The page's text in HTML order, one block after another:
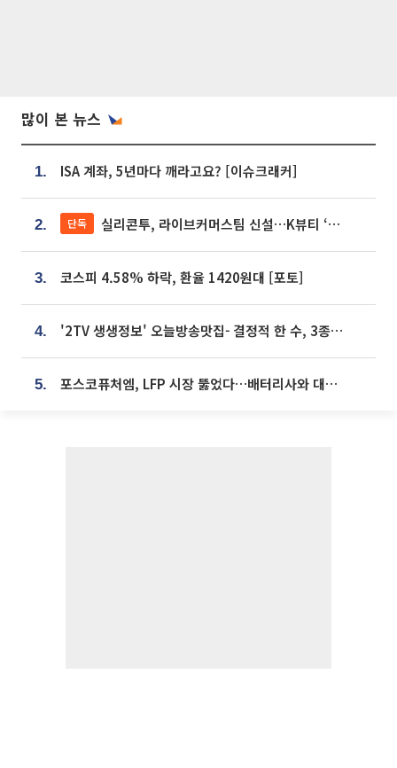
많이 본 뉴스
1. ISA 계좌, 5년마다 깨라고요? [이슈크래커]
2. 단독 실리콘투, 라이브커머스팀 신설…K뷰티 ‘글로벌 판매망’ 확대[K뷰티 라방戰]
3. 코스피 4.58% 하락, 환율 1420원대 [포토]
4. '2TV 생생정보' 오늘방송맛집- 결정적 한 수, 3종 메밀면! 메밀 소바 맛집 '의○○○○'
5. 포스코퓨처엠, LFP 시장 뚫었다…배터리사와 대규모 장기 공급 합의